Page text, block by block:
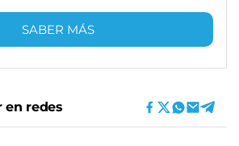
SABER MÁS
en redes